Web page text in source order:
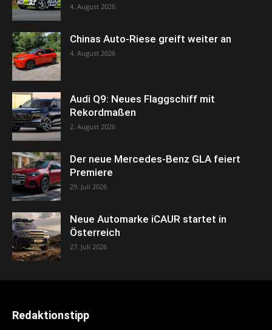
4. August 2026
Chinas Auto-Riese greift weiter an
4. August 2026
Audi Q9: Neues Flaggschiff mit
Rekordmaßen
2. August 2026
Der neue Mercedes-Benz GLA feiert
Premiere
29. Juli 2026
Neue Automarke iCAUR startet in
Österreich
27. Juli 2026
Redaktionstipp